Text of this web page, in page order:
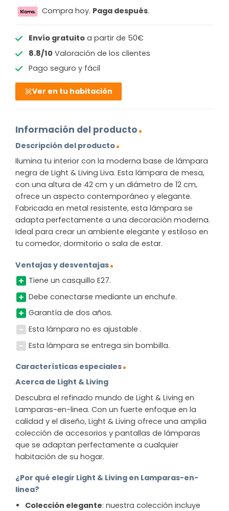
Compra hoy. Paga después.
Envío gratuitoa partir de 50€
8.8/10 Valoración de los clientes
Pago seguro y fácil
Ver en tu habitación
Información del producto
Descripción del producto
Ilumina tu interior con la moderna base de lámpara
negra de Light & Living Liva. Esta lámpara de mesa,
con una altura de 42 cm y un diámetro de 12 cm,
ofrece un aspecto contemporáneo y elegante.
Fabricada en metal resistente, esta lámpara se
adapta perfectamente a una decoración moderna.
Ideal para crear un ambiente elegante y estiloso en
tu comedor, dormitorio o sala de estar.
Ventajas y desventajas
Tiene un casquillo E27.
Debe conectarse mediante un enchufe.
Garantía de dos años.
Esta lámpara no es ajustable .
Esta lámpara se entrega sin bombilla.
Características especiales
Acerca de Light & Living
Descubra el refinado mundo de Light & Living en
Lamparas-en-linea. Con un fuerte enfoque en la
calidad y el diseño, Light & Living ofrece una amplia
colección de accesorios y pantallas de lámparas
que se adaptan perfectamente a cualquier
habitación de su hogar.
¿Por qué elegir Light & Living en Lamparas-en-
linea?
Colección elegante: nuestra colección incluye